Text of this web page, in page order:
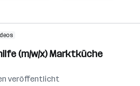
(m/w/x) Marktküche
veröffentlicht